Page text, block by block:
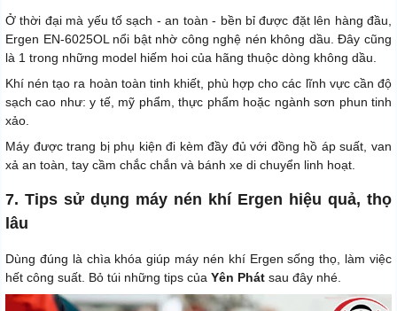
Ở thời đại mà yếu tố sạch - an toàn - bền bỉ được đặt lên hàng đầu,
Ergen EN-6025OL nổi bật nhờ công nghệ nén không dầu. Đây cũng
là 1 trong những model hiếm hoi của hãng thuộc dòng không dầu.
Khí nén tạo ra hoàn toàn tinh khiết, phù hợp cho các lĩnh vực cần độ
sạch cao như: y tế, mỹ phẩm, thực phẩm hoặc ngành sơn phun tinh
xảo.
Máy được trang bị phụ kiện đi kèm đầy đủ với đồng hồ áp suất, van
xả an toàn, tay cầm chắc chắn và bánh xe di chuyển linh hoạt.
7. Tips sử dụng máy nén khí Ergen hiệu quả, thọ
lâu
Dùng đúng là chìa khóa giúp máy nén khí Ergen sống thọ, làm việc
hết công suất. Bỏ túi những tips của Yên Phát sau đây nhé.